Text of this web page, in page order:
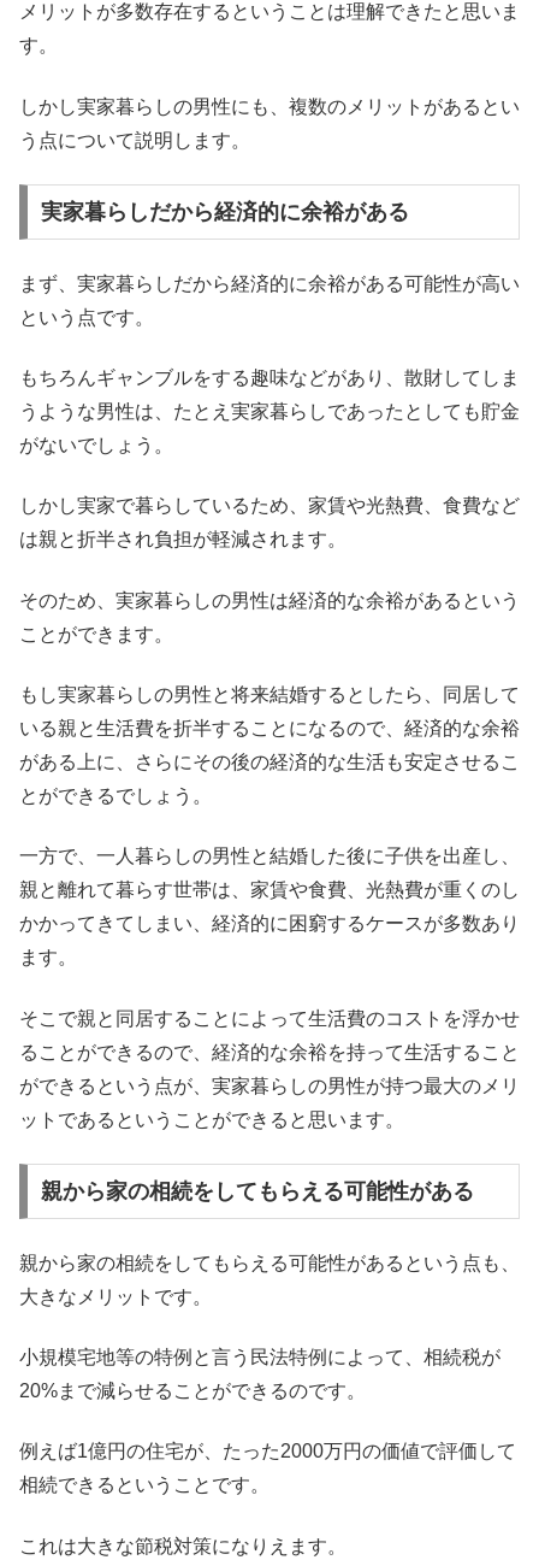
メリットが多数存在するということは理解できたと思いま
す。
しかし実家暮らしの男性にも、複数のメリットがあるとい
う点について説明します。
実家暮らしだから経済的に余裕がある
まず、実家暮らしだから経済的に余裕がある可能性が高い
という点です。
もちろんギャンブルをする趣味などがあり、散財してしま
うような男性は、たとえ実家暮らしであったとしても貯金
がないでしょう。
しかし実家で暮らしているため、家賃や光熱費、食費など
は親と折半され負担が軽減されます。
そのため、実家暮らしの男性は経済的な余裕があるという
ことができます。
もし実家暮らしの男性と将来結婚するとしたら、同居して
いる親と生活費を折半することになるので、経済的な余裕
がある上に、さらにその後の経済的な生活も安定させるこ
とができるでしょう。
一方で、一人暮らしの男性と結婚した後に子供を出産し、
親と離れて暮らす世帯は、家賃や食費、光熱費が重くのし
かかってきてしまい、経済的に困窮するケースが多数あり
ます。
そこで親と同居することによって生活費のコストを浮かせ
ることができるので、経済的な余裕を持って生活すること
ができるという点が、実家暮らしの男性が持つ最大のメリ
ットであるということができると思います。
親から家の相続をしてもらえる可能性がある
親から家の相続をしてもらえる可能性があるという点も、
大きなメリットです。
小規模宅地等の特例と言う民法特例によって、相続税が
20%まで減らせることができるのです。
例えば1億円の住宅が、たった2000万円の価値で評価して
相続できるということです。
これは大きな節税対策になりえます。